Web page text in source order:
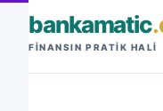
bankamatic
FINANSIN PRATIK HALI